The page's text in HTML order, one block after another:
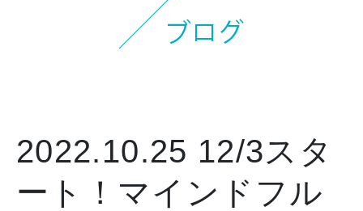
プライバシーポリシー
法人の方はこちら
オンラインストアへ
2022.10.25 12/3スタ
ート！マインドフル